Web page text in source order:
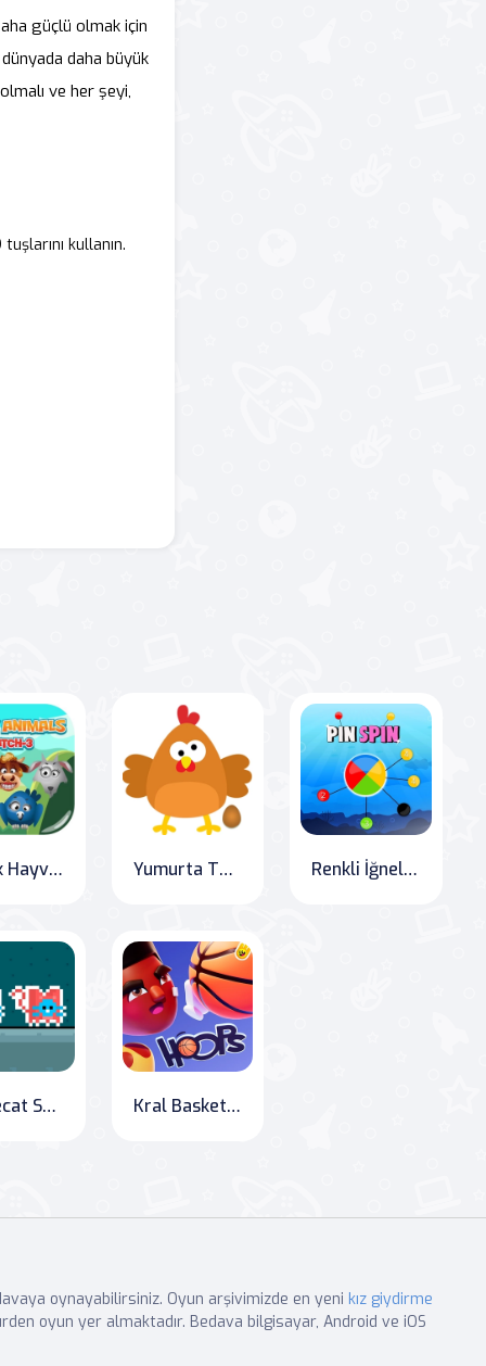
güçlü olmak için
dünyada daha büyük
ve her şeyi,
kullanın.
Komik Hayvanlar Eşleştirme 3 Yumurta Tuğladan Kırıcı Renkli İğneler
Spacecat Survival: Red vs. Blue Kral Basketbol - The Ultimate Hoops Champion
oynayabilirsiniz. Oyun arşivimizde en yeni kız giydirme
oyun yer almaktadır. Bedava bilgisayar, Android ve iOS